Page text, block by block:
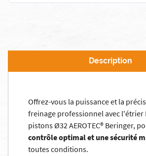
Description
Offrez-vous la puissance et la
freinage professionnel avec l'étrier
pistons Ø32 AEROTEC® Beringer,
contrôle optimal et une sécurité
toutes conditions.